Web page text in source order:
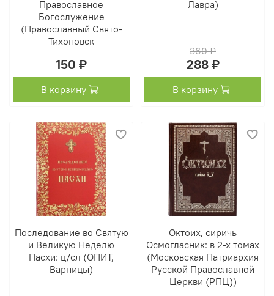
Православное
Богослужение
(Православный Свято-
Тихоновск
150 ₽
В корзину
Лавра)
360 ₽
288 ₽
В корзину
Последование во Святую
и Великую Неделю
Пасхи: ц/сл (ОПИТ,
Варницы)
Октоих, сиричь
Осмогласник: в 2-х томах
(Московская Патриархия
Русской Православной
Церкви (РПЦ))